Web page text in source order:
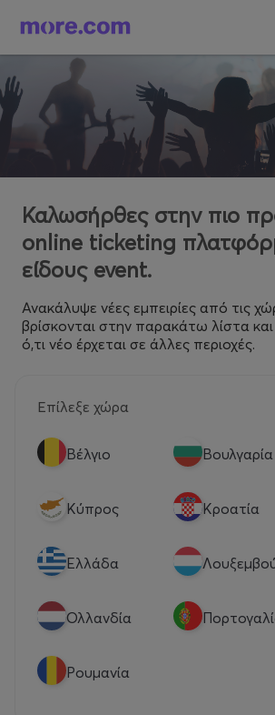
Καλωσήρθες στην πιο
online ticketing
είδους event.
Ανακάλυψε νέες εμπειρίες από τις
βρίσκονται στην παρακάτω λίστα
ό,τι νέο έρχεται σε άλλες περιοχές.
Επίλεξε χώρα
Βέλγιο Βουλγαρία
Κύπρος Κροατία
Eλλάδα
Ολλανδία
Ρουμανία